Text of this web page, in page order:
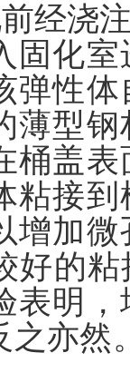
经浇
固化
弹性
薄型
桶盖
粘接
增加
好的
表明
之亦然